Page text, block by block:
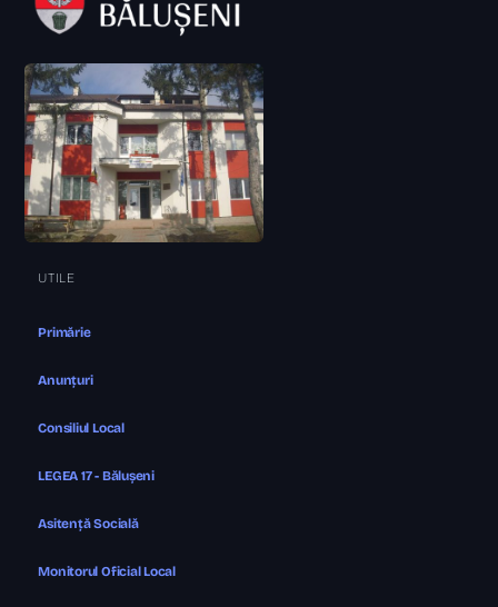
UTILE
Primărie
Anunțuri
Consiliul Local
LEGEA 17 - Bălușeni
Asitență Socială
Monitorul Oficial Local